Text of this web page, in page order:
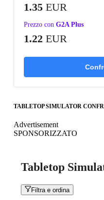
1.35 EUR
Prezzo con G2A Plus
1.22 EUR
TABLETOP SIMULATOR
Advertisement
SPONSORIZZATO
Tabletop
Filtra e ordina